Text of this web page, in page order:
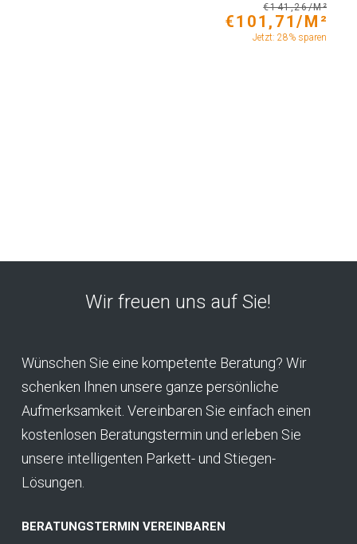
€141,26/M²
€101,71/M²
Jetzt: 28% sparen
Wir freuen uns auf Sie!
Wünschen Sie eine kompetente Beratung? Wir
schenken Ihnen unsere ganze persönliche
Aufmerksamkeit. Vereinbaren Sie einfach einen
kostenlosen Beratungstermin und erleben Sie
unsere intelligenten Parkett- und Stiegen-
Lösungen.
BERATUNGSTERMIN VEREINBAREN